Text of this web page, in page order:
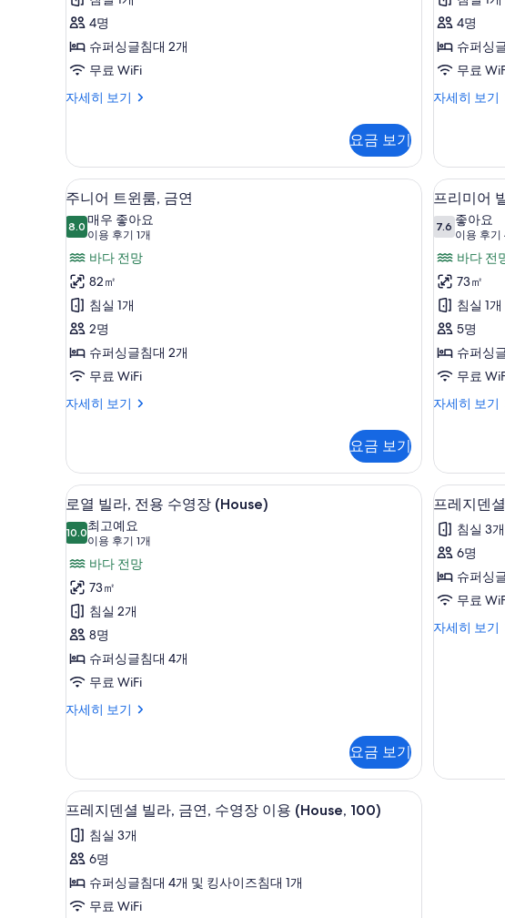
금
연
사
진
보
기
13
개)
4명
슈퍼싱글침대 2개
무료 WiFi
자세히 보기
디
윈
룸,
금
연
자
히
보
기
요금 보기
빌
라,
금
연,
수
영
장
사
진
모
두
보
기
개)
4명
슈퍼싱
무료
자세히 보기
이
티
브
빌
금
전
용
수
영
장
세
히
기
주
니
어
트
윈
룸,
금
연
사
진
보
기
고급 침구, 필로우탑 침대, 객실 내 금고, 책상
12
주니어 트윈룸, 금연
8.08.0점 만점 중 10점
매우 좋아요
이용 후기 1개
(이
용
후
기
개)
바다 전망
82㎡
침실 1개
2명
슈퍼싱글침대 2개
무료 WiFi
자세히 보기
주
윈
룸,
금
자
히
보
기
요금 보기
프
리
미
어
빌
라
(House,
Triple)
사
진
보
기
10
프리미어
7.67.6점 만점 중
좋아요
이용 후기
(이
용
후
기
4
개)
바다 전
73㎡
침실 1개
5명
슈퍼싱
무료
자세히 보기
프
빌
라
(House,
Triple)
자
세
보
기
로
열
빌
라,
전
용
수
영
장
(House)
모
두
보
기
로열 빌라, 전용 수영장 (House) | 고급 침구, 필로
7
로열 빌라, 전용 수영장 (House)
10.010.0점 만점 중 10점
최고예요
이용 후기 1개
(이
용
후
기
개)
바다 전망
73㎡
침실 2개
8명
슈퍼싱글침대 4개
무료 WiFi
자세히 보기
로
전
용
수
장
(House)
세
히
요금 보기
프
레
지
덴
셜
라,
101)
2
프레지덴
침실 3개
6명
슈퍼싱
무료
자세히 보기
프
3
프
레
지
덴
셜
프레지덴셜 빌라, 금연, 수영장 이용 (House, 100)
1
프레지덴셜 빌라, 금연, 수영장 이용 (House, 100)
침실 3개
6명
슈퍼싱글침대 4개 및 킹사이즈침대 1개
무료 WiFi